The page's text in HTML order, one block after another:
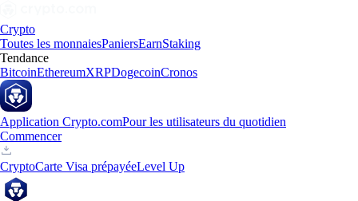
Crypto
Toutes les monnaiesPaniersEarnStaking
Tendance
BitcoinEthereumXRPDogecoinCronos
Application Crypto.comPour les utilisateurs du quotidien
Commencer
CryptoCarte Visa prépayéeLevel Up